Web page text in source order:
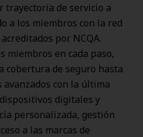
trayectoria de servicio a
a los miembros con la red
por NCQA.
miembros en cada paso,
cobertura de seguro hasta
avanzados con la última
digitales y
personalizada, gestión
a las marcas de